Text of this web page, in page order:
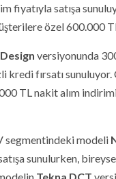
fiyatıyla satışa
özel 600.000
versiyonunda
kredi fırsatı
TL nakit alım
segmentindeki modeli
sunulurken,